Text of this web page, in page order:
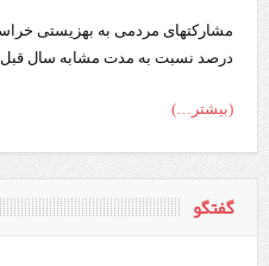
درصد نسبت به مدت مشابه سال
(بیشتر…)
گفتگو